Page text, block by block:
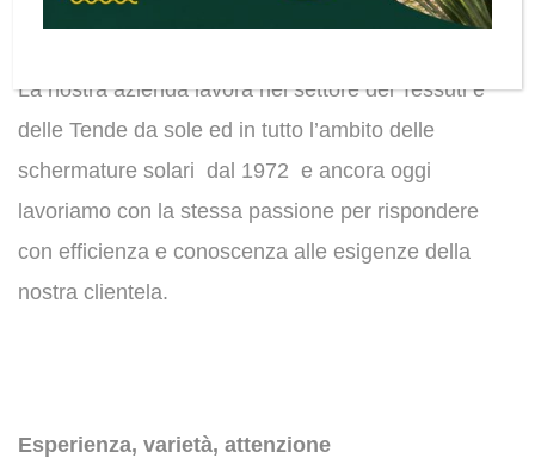
Baldeschi lo sa bene.
La nostra azienda lavora nel settore dei Tessuti e
delle Tende da sole ed in tutto l’ambito delle
schermature solari dal 1972 e ancora oggi
lavoriamo con la stessa passione per rispondere
con efficienza e conoscenza alle esigenze della
nostra clientela.
Esperienza, varietà, attenzione